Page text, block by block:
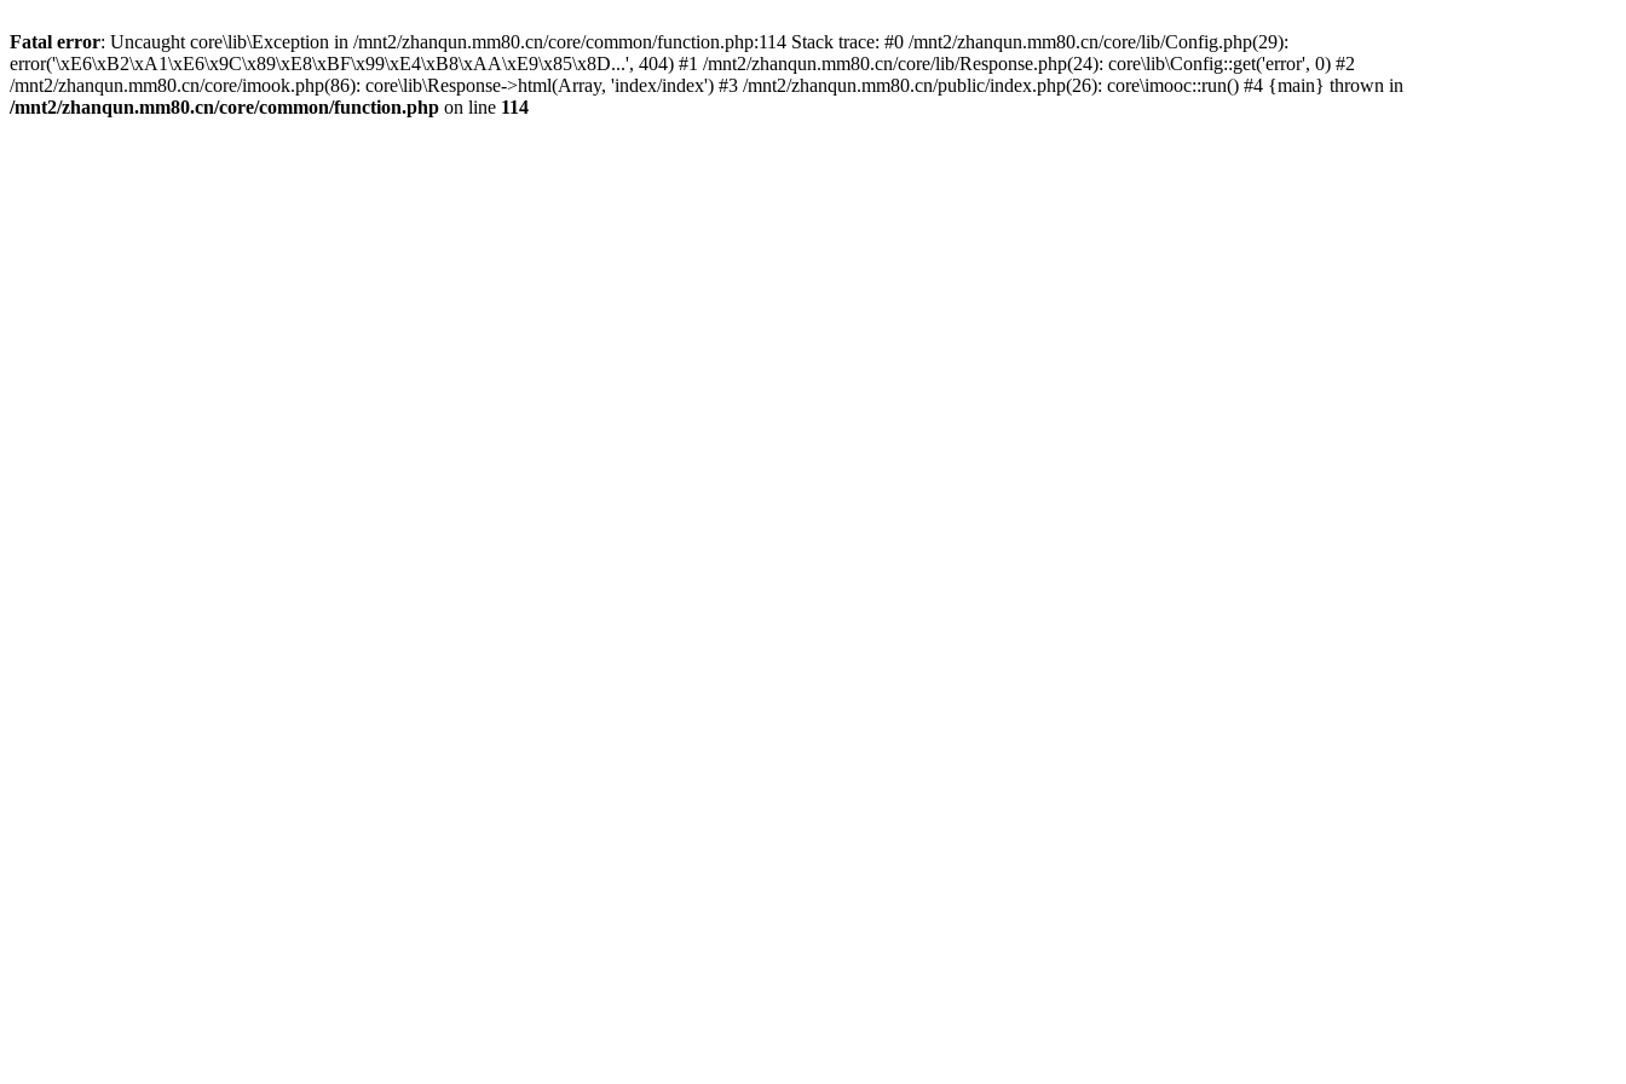
Fatal error: Uncaught core\lib\Exception in /mnt2/zhanqun.mm80.cn/core/common/function.php:114 Stack trace: #0 /mnt2/zhanqun.mm80.cn/core/lib/Config.php(29):
error('\xE6\xB2\xA1\xE6\x9C\x89\xE8\xBF\x99\xE4\xB8\xAA\xE9\x85\x8D...', 404) #1 /mnt2/zhanqun.mm80.cn/core/lib/Response.php(24): core\lib\Config::get('error', 0) #2
/mnt2/zhanqun.mm80.cn/core/imook.php(86): core\lib\Response->html(Array, 'index/index') #3 /mnt2/zhanqun.mm80.cn/public/index.php(26): core\imooc::run() #4 {main} thrown in
/mnt2/zhanqun.mm80.cn/core/common/function.php on line 114